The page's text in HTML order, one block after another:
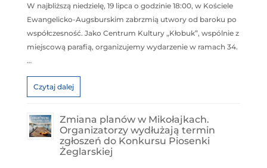
W najbliższą niedzielę, 19 lipca o godzinie 18:00, w Kościele
Ewangelicko-Augsburskim zabrzmią utwory od baroku po
współczesność. Jako Centrum Kultury „Kłobuk”, wspólnie z
miejscową parafią, organizujemy wydarzenie w ramach 34.
…
Czytaj dalej
Zmiana planów w Mikołajkach.
Organizatorzy wydłużają termin
zgłoszeń do Konkursu Piosenki
Żeglarskiej